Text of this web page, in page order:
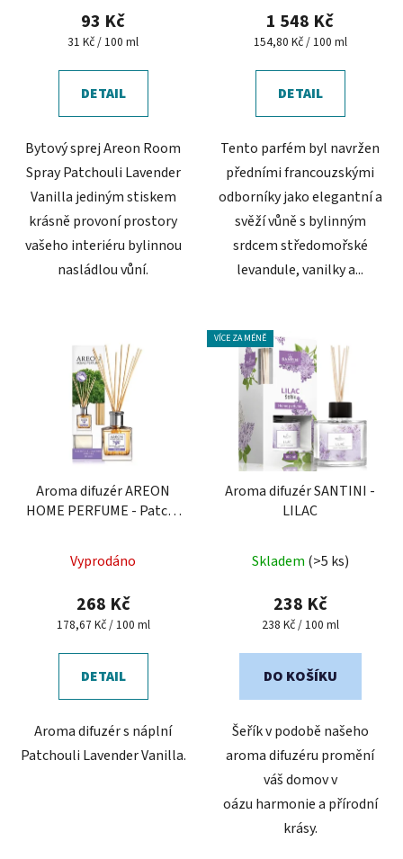
produktu
je
z
93 Kč
Měrná
31 Kč / 100 ml
DETAIL
Bytový sprej Areon Room
Spray Patchouli Lavender
Vanilla jediným stiskem
krásně provoní prostory
vašeho interiéru bylinnou
nasládlou vůní.
1 548 Kč
Měrná
154,80 Kč / 100 ml
DETAIL
Tento parfém byl navržen
předními francouzskými
odborníky jako elegantní a
svěží vůně s bylinným
srdcem středomořské
levandule, vanilky a...
Aroma difuzér AREON
HOME PERFUME - Patch-
Vyprodáno
268 Kč
Měrná
178,67 Kč / 100 ml
DETAIL
Aroma difuzér s náplní
Patchouli Lavender Vanilla.
VÍCE ZA MÉNĚ
Aroma difuzér SANTINI -
LILAC
hodnocení
produktu
je
z
Skladem (>5 ks)
238 Kč
Měrná
238 Kč / 100 ml
DO KOŠÍKU
Šeřík v podobě našeho
aroma difuzéru promění
váš domov v
oázu harmonie a přírodní
krásy.